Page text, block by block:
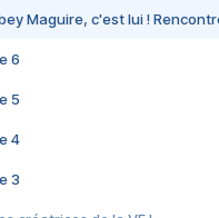
Maguire, c'est lui !
6
5
4
3